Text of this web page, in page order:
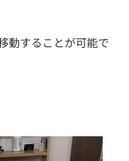
動することが可能で